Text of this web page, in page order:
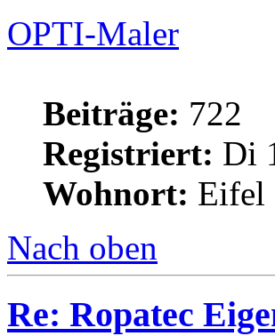
OPTI-Maler
Beiträge: 722
Registriert: Di
Wohnort: Eifel
Nach oben
Re: Ropatec